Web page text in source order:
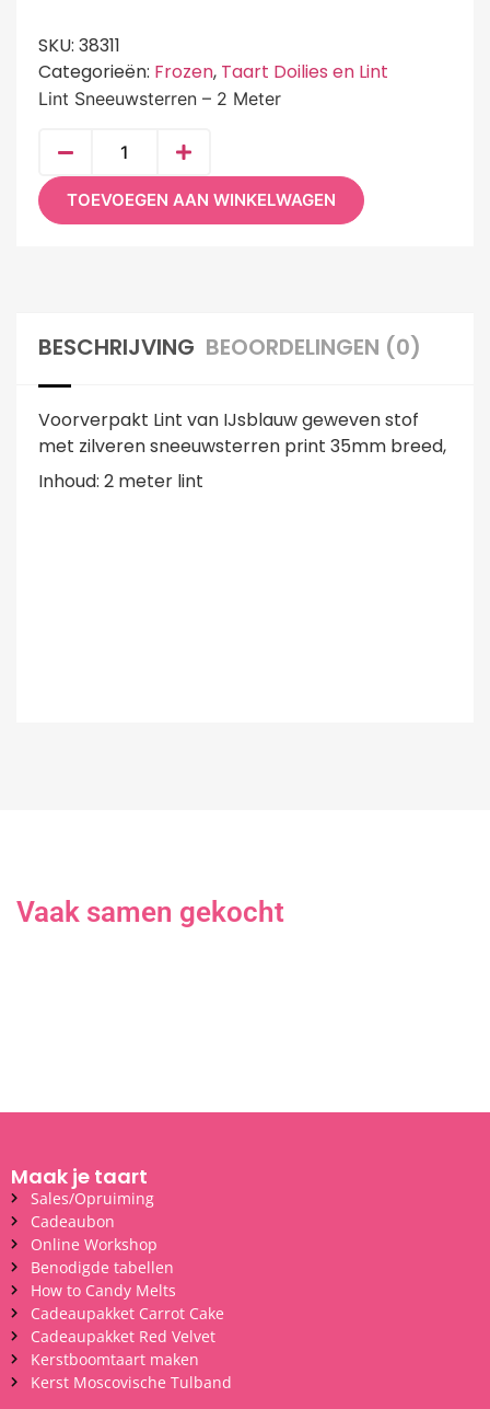
SKU: 38311
Categorieën: Frozen, Taart Doilies en Lint
Lint Sneeuwsterren – 2 Meter
TOEVOEGEN AAN WINKELWAGEN
BESCHRIJVING BEOORDELINGEN (0)
Voorverpakt Lint van IJsblauw geweven stof
met zilveren sneeuwsterren print 35mm breed,
Inhoud: 2 meter lint
Vaak samen gekocht
Maak je taart
Sales/Opruiming
Cadeaubon
Online Workshop
Benodigde tabellen
How to Candy Melts
Cadeaupakket Carrot Cake
Cadeaupakket Red Velvet
Kerstboomtaart maken
Kerst Moscovische Tulband